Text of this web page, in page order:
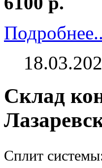
Склад
Сплит